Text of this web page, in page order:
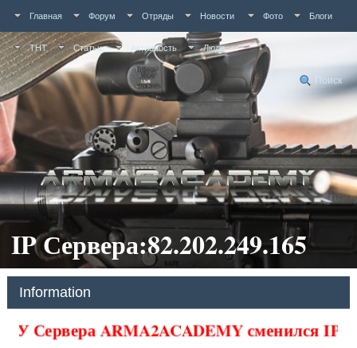
Главная Форум Отряды Новости Фото Блоги
ТНТ Статьи Активность Люди
Поиск
IP Сервера:82.202.249.165
Information
У Сервера ARMA2ACADEMY сменился IP